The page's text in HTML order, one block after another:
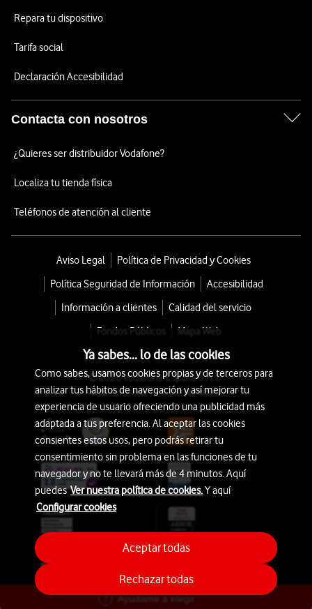
Ayúdame a elegir
Repara tu dispositivo
Tarifa social
Declaración Accesibilidad
Contacta con nosotros
¿Quieres ser distribuidor Vodafone?
Localiza tu tienda física
Teléfonos de atención al cliente
Aviso Legal
Política de Privacidad y Cookies
Política Seguridad de Información
Accesibilidad
Información a clientes
Calidad del servicio
Fondos Públicos
Mapa Web
© 2026 Vodafone España S.A.U.
Avda. América 115, 28042 Madrid
Ya sabes... lo de las cookies
Como sabes, usamos cookies propias y de terceros para
analizar tus hábitos de navegación y así mejorar tu
experiencia de usuario ofreciendo una publicidad más
adaptada a tus preferencia. Al aceptar las cookies
consientes estos usos, pero podrás retirar tu
consentimiento sin problema en las funciones de tu
navegador y no te llevará más de 4 minutos. Aquí
puedesVer nuestra política de cookies.Y aquí
Configurar cookies
Rechazar todas
Aceptar todas